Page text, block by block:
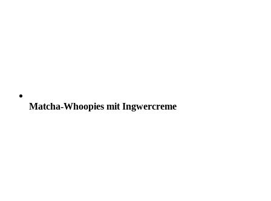
Matcha-Whoopies mit Ingwercreme